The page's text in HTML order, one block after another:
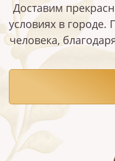
Доставим
условиях в городе.
человека,